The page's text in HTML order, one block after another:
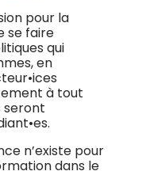
pour la
se faire
qui
en
à tout
seront
n’existe pour
dans le